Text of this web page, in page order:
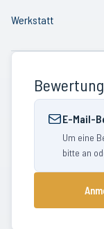
Werkstatt
E-Mail-
Um eine
bitte an